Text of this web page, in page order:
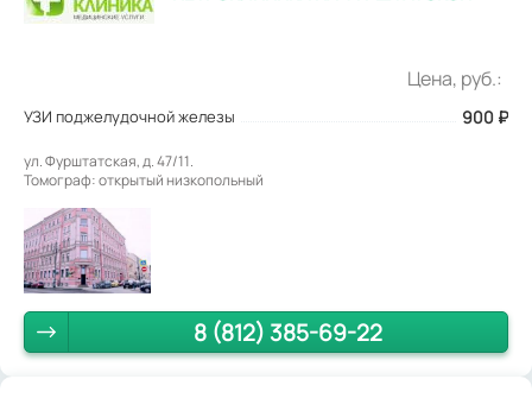
Цена, руб.:
УЗИ поджелудочной железы 900 ₽
ул. Фурштатская, д. 47/11.
Томограф: открытый низкопольный
8 (812) 385-69-22